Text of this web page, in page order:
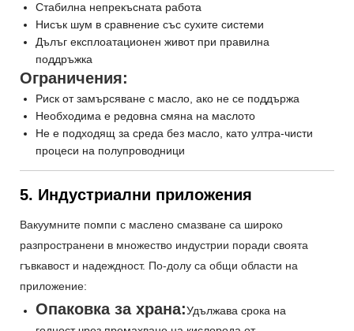
Стабилна непрекъсната работа
Нисък шум в сравнение със сухите системи
Дълъг експлоатационен живот при правилна
поддръжка
Ограничения:
Риск от замърсяване с масло, ако не се поддържа
Необходима е редовна смяна на маслото
Не е подходящ за среда без масло, като ултра-чисти
процеси на полупроводници
5. Индустриални приложения
Вакуумните помпи с маслено смазване са широко
разпространени в множество индустрии поради своята
гъвкавост и надеждност. По-долу са общи области на
приложение:
Опаковка за храна:Удължава срока на